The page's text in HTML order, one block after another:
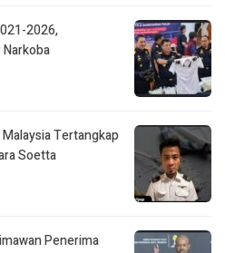
2026,
Tertangkap
Soetta
Penerima